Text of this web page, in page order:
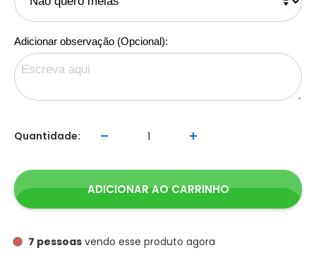
Adicionar observação (Opcional):
Quantidade:
ADICIONAR AO CARRINHO
7 pessoas vendo esse produto agora